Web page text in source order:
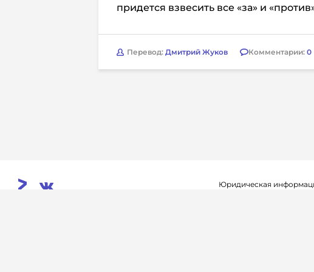
придется взвесить все «за» и
Перевод: Дмитрий Жуков Комментарии: 0
Юридическая